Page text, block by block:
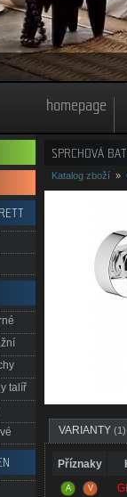
homepage
talíř
SPRCHOVÁ
Katalog zboží »
VARIANTY (1)
Příznaky
A V